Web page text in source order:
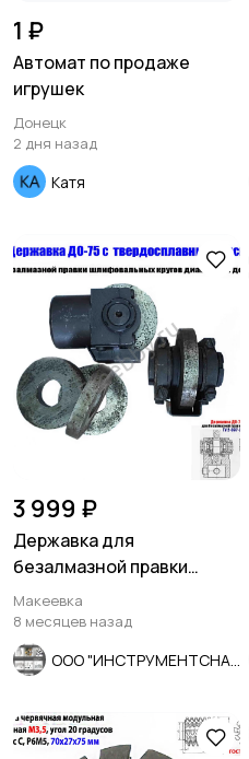
1 ₽
Автомат по продаже
игрушек
Донецк
2 дня назад
Катя
3 999 ₽
Державка для
безалмазной правки
шлифовальных кругов
ДО-75 с кругом.
Макеевка
8 месяцев назад